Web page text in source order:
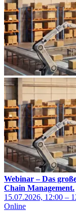
Webinar – Das
Chain Management.
15.07.2026, 12:00 –
Online